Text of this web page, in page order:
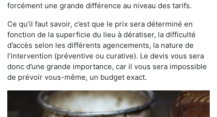
forcément une grande différence au niveau des tarifs.
Ce qu’il faut savoir, c’est que le prix sera déterminé en
fonction de la superficie du lieu à dératiser, la difficulté
d’accès selon les différents agencements, la nature de
l’intervention (préventive ou curative). Le devis vous sera
donc d’une grande importance, car il vous sera impossible
de prévoir vous-même, un budget exact.